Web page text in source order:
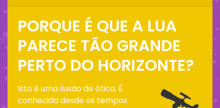
PORQUE É QUE A LUA
PARECE TÃO GRANDE
PERTO DO HORIZONTE?
Isto é uma ilusão de ótica. É
conhecida desde os tempos